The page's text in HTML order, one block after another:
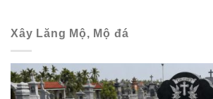
Xây Lăng Mộ, Mộ đá